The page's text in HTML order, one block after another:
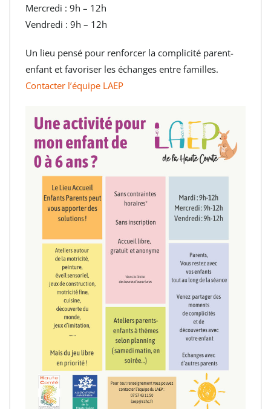
Mercredi : 9h – 12h
Vendredi : 9h – 12h
Un lieu pensé pour renforcer la complicité parent-
enfant et favoriser les échanges entre familles.
Contacter l’équipe LAEP